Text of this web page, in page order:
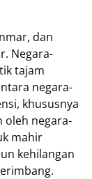
dan
Negara-
tajam
negara-
khususnya
oleh negara-
mahir
kehilangan